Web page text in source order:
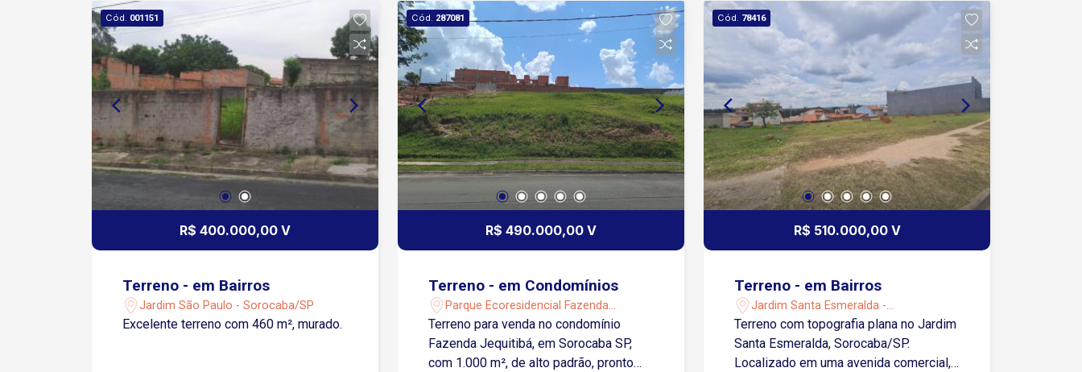
Cód. 001151
R$ 400.000,00 V
Terreno - em Bairros
Jardim São Paulo - Sorocaba/SP
Excelente terreno com 460 m², murado.
Cód. 287081
R$ 490.000,00 V
Terreno - em Condomínios
Parque Ecoresidencial Fazenda
Jequitibá - Sorocaba/SP
Terreno para venda no condomínio
Fazenda Jequitibá, em Sorocaba SP,
com 1.000 m², de alto padrão, pronto
Cód. 78416
R$ 510.000,00 V
Terreno - em Bairros
Jardim Santa Esmeralda -
Sorocaba/SP
Terreno com topografia plana no Jardim
Santa Esmeralda, Sorocaba/SP.
Localizado em uma avenida comercial,